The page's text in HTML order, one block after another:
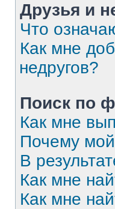
Друзья и
Что
Как мне
недругов?
Поиск по
Как мне
Почему мой
В
Как мне
Как мне